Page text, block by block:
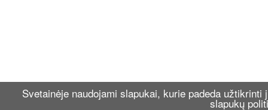
Svetainėje naudojami slapukai, kurie padeda
slapukų